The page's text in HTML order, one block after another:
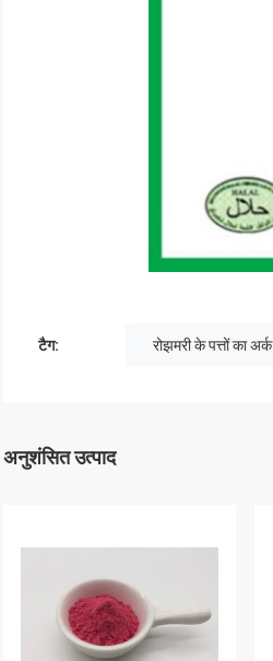
टैग: रोझमरी के पत्तों का अर्क
अनुशंसित उत्पाद